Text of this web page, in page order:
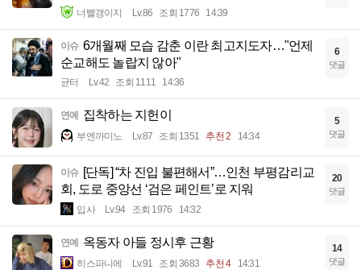
너빨갱이지 Lv.86 조회 1776 14:39
이슈 6개월째 모습 감춘 이란 최고지도자…"언제
순교해도 놀랍지 않아"
균터 Lv.42 조회 1111 14:36
6
댓글
연예 집착하는 지헌이
부엔까미노 Lv.87 조회 1351 추천 2 14:34
5
댓글
이슈 [단독] “차 진입 불편해서”…인천 부평감리교
회, 도로 중앙선 ‘검은 페인트’로 지워
입사 Lv.94 조회 1976 14:32
20
댓글
연예 옥동자 아들 정시후 근황
히스파니에 Lv.91 조회 3683 추천 4 14:31
14
댓글